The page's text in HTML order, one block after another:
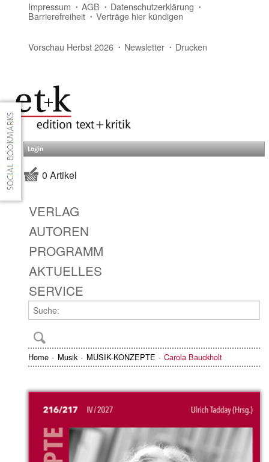
Impressum AGB Datenschutzerklärung
Barrierefreiheit Verträge hier kündigen
Vorschau Herbst 2026 Newsletter Drucken
Login
0 Artikel
VERLAG
AUTOREN
PROGRAMM
AKTUELLES
SERVICE
Home Musik MUSIK-KONZEPTE Carola Bauckholt